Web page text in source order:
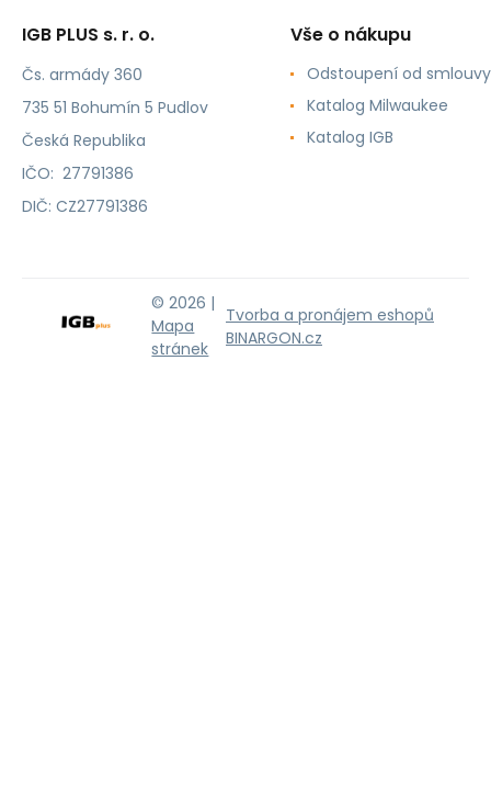
IGB PLUS s. r. o.
Čs. armády 360
735 51 Bohumín 5 Pudlov
Česká Republika
IČO: 27791386
DIČ: CZ27791386
Vše o nákupu
Odstoupení od smlouvy
Katalog Milwaukee
Katalog IGB
© 2026 |
Mapa
stránek
Tvorba a pronájem eshopů
BINARGON.cz